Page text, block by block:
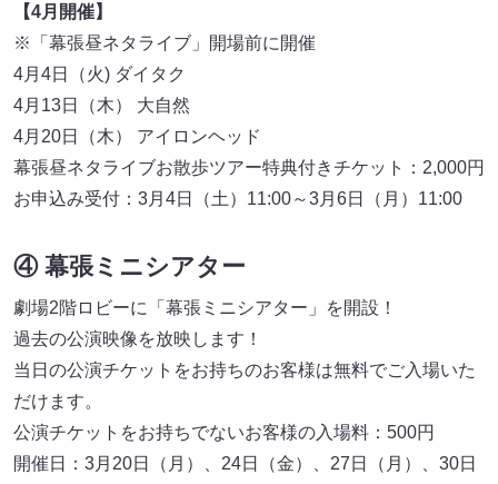
【4月開催】
※「幕張昼ネタライブ」開場前に開催
4月4日（火) ダイタク
4月13日（木） 大自然
4月20日（木） アイロンヘッド
幕張昼ネタライブお散歩ツアー特典付きチケット：2,000円
お申込み受付：3月4日（土）11:00～3月6日（月）11:00
④ 幕張ミニシアター
劇場2階ロビーに「幕張ミニシアター」を開設！
過去の公演映像を放映します！
当日の公演チケットをお持ちのお客様は無料でご入場いた
だけます。
公演チケットをお持ちでないお客様の入場料：500円
開催日：3月20日（月）、24日（金）、27日（月）、30日